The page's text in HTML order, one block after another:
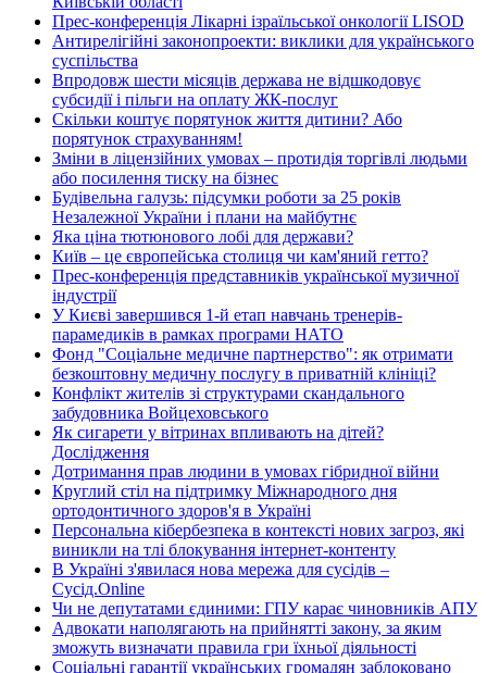
Прес-конференція Лікарні ізраїльської онкології LISOD
Антирелігійні законопроекти: виклики для українського
суспільства
Впродовж шести місяців держава не відшкодовує
субсидії і пільги на оплату ЖК-послуг
Скільки коштує порятунок життя дитини? Або
порятунок страхуванням!
Зміни в ліцензійних умовах – протидія торгівлі людьми
або посилення тиску на бізнес
Будівельна галузь: підсумки роботи за 25 років
Незалежної України і плани на майбутнє
Яка ціна тютюнового лобі для держави?
Київ – це європейська столиця чи кам'яний гетто?
Прес-конференція представників української музичної
індустрії
У Києві завершився 1-й етап навчань тренерів-
парамедиків в рамках програми НАТО
Фонд "Соціальне медичне партнерство": як отримати
безкоштовну медичну послугу в приватній клініці?
Конфлікт жителів зі структурами скандального
забудовника Войцеховського
Як сигарети у вітринах впливають на дітей?
Дослідження
Дотримання прав людини в умовах гібридної війни
Круглий стіл на підтримку Міжнародного дня
ортодонтичного здоров'я в Україні
Персональна кібербезпека в контексті нових загроз, які
виникли на тлі блокування інтернет-контенту
В Україні з'явилася нова мережа для сусідів –
Сусід.Online
Чи не депутатами єдиними: ГПУ карає чиновників АПУ
Адвокати наполягають на прийнятті закону, за яким
зможуть визначати правила гри їхньої діяльності
Соціальні гарантії українських громадян заблоковано